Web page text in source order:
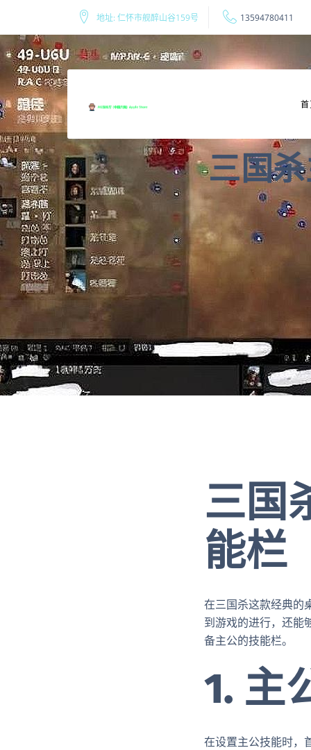
地址: 仁怀市舰醉山谷159号 13594780411
三国
三国
能栏
在三国杀这款经典的
到游戏的进行，还能
备主公的技能栏。
1. 主
在设置主公技能时，